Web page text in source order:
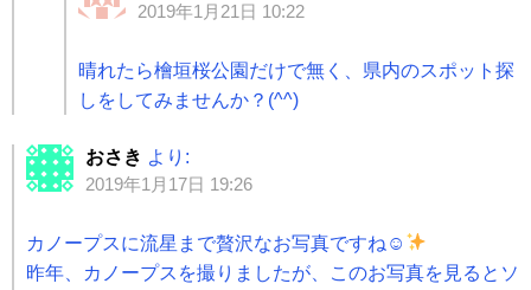
2019年1月21日 10:22
晴れたら檜垣桜公園だけで無く、県内のスポット探
しをしてみませんか？(^^)
おさき より:
2019年1月17日 19:26
カノープスに流星まで贅沢なお写真ですね☺︎
昨年、カノープスを撮りましたが、このお写真を見るとソ